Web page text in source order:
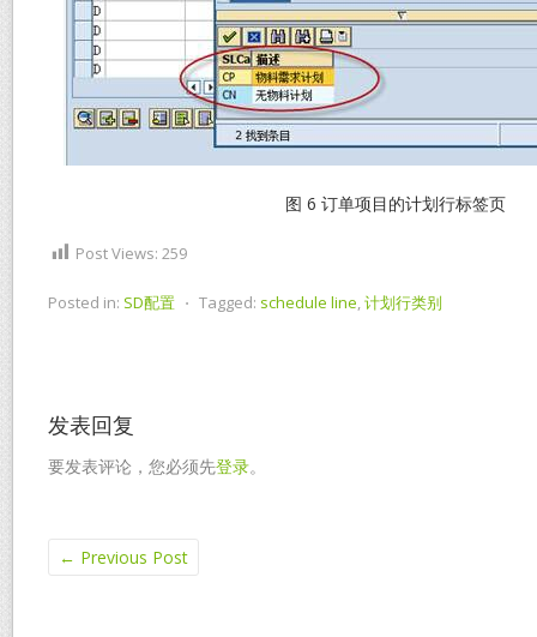
图 6 订单项目的计划行标签页
Post Views: 259
Posted in: SD配置 ⋅ Tagged: schedule line,计划行类别
发表回复
要发表评论，您必须先登录。
← Previous Post